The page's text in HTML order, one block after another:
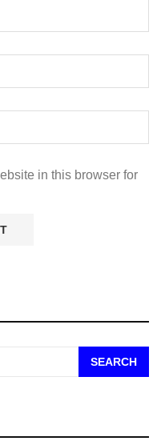
in this browser for
SEARCH